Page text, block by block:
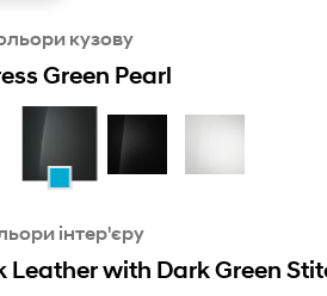
кузову
Green Pearl
інтер'єру
Leather with Dark Green